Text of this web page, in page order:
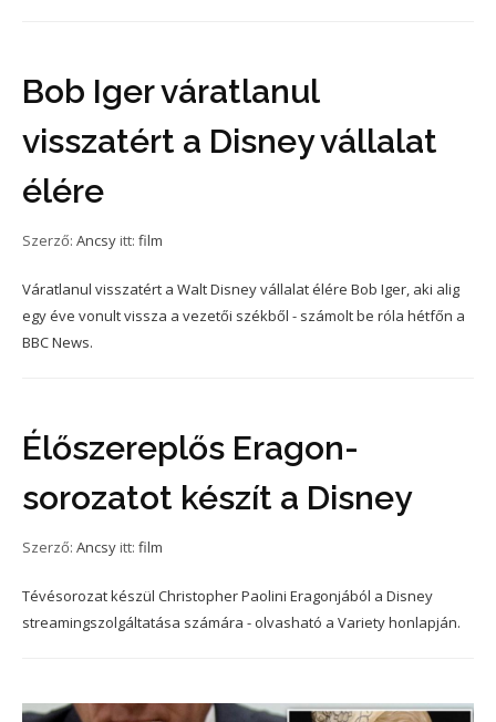
Bob Iger váratlanul
visszatért a Disney vállalat
élére
Szerző: Ancsy itt: film
Váratlanul visszatért a Walt Disney vállalat élére Bob Iger, aki alig
egy éve vonult vissza a vezetői székből - számolt be róla hétfőn a
BBC News.
Élőszereplős Eragon-
sorozatot készít a Disney
Szerző: Ancsy itt: film
Tévésorozat készül Christopher Paolini Eragonjából a Disney
streamingszolgáltatása számára - olvasható a Variety honlapján.